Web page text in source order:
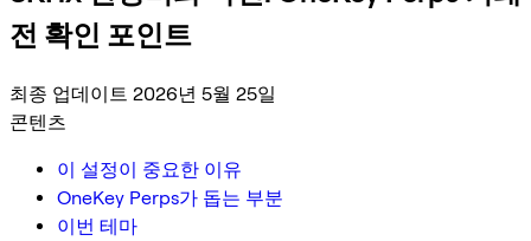
전 확인 포인트
최종 업데이트 2026년 5월 25일
콘텐츠
이 설정이 중요한 이유
OneKey Perps가 돕는 부분
이번 테마